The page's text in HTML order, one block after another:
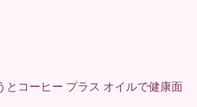
とコーヒー プラス オイルで健康面